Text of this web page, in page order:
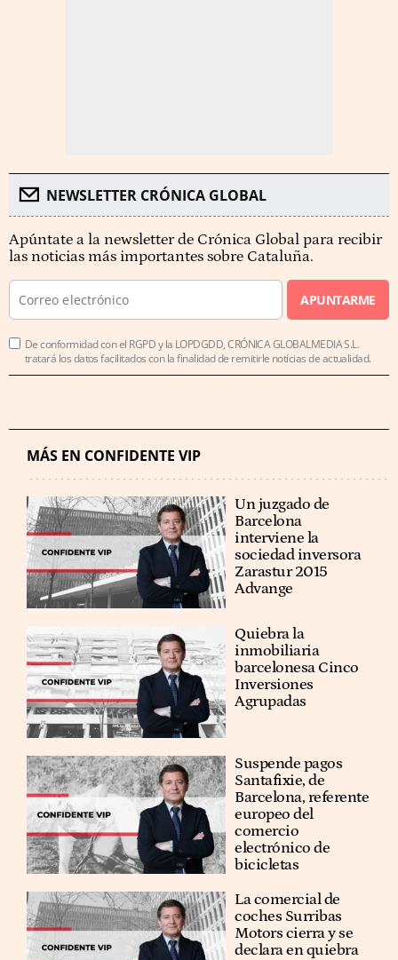
NEWSLETTER CRÓNICA GLOBAL
Apúntate a la newsletter de Crónica Global para recibir
las noticias más importantes sobre Cataluña.
APUNTARME
De conformidad con el RGPD y la LOPDGDD, CRÓNICA GLOBALMEDIA S.L.
tratará los datos facilitados con la finalidad de remitirle noticias de actualidad.
MÁS EN CONFIDENTE VIP
Un juzgado de
Barcelona
interviene la
sociedad inversora
Zarastur 2015
Advange
Quiebra la
inmobiliaria
barcelonesa Cinco
Inversiones
Agrupadas
Suspende pagos
Santafixie, de
Barcelona, referente
europeo del
comercio
electrónico de
bicicletas
La comercial de
coches Surribas
Motors cierra y se
declara en quiebra